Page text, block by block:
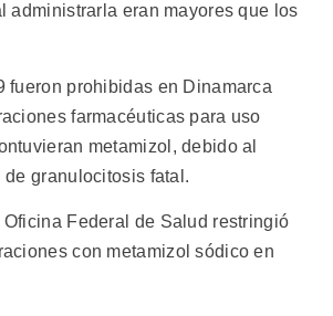
administrarla eran mayores que los
fueron prohibidas en Dinamarca
farmacéuticas para uso
metamizol, debido al
granulocitosis fatal.
Oficina Federal de Salud restringió
con metamizol sódico en